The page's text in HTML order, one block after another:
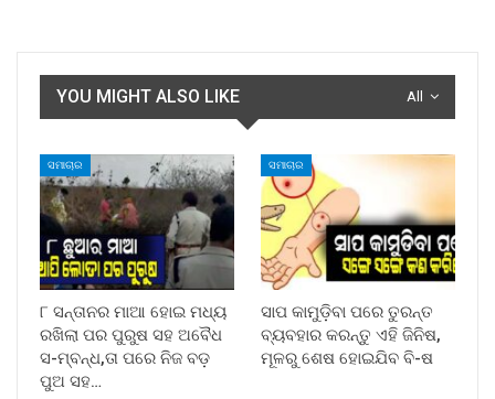
All
YOU MIGHT ALSO LIKE
ସମାଚାର
୮ ସନ୍ତାନର ମାଆ ହୋଇ ମଧ୍ୟ
ରଖିଲା ପର ପୁରୁଷ ସହ ଅବୈଧ
ସ-ମ୍ବନ୍ଧ,ତା ପରେ ନିଜ ବଡ଼
ପୁଅ ସହ…
ସମାଚାର
ସାପ କାମୁଡ଼ିବା ପରେ ତୁରନ୍ତ
ବ୍ୟବହାର କରନ୍ତୁ ଏହି ଜିନିଷ,
ମୂଳରୁ ଶେଷ ହୋଇଯିବ ବି-ଷ